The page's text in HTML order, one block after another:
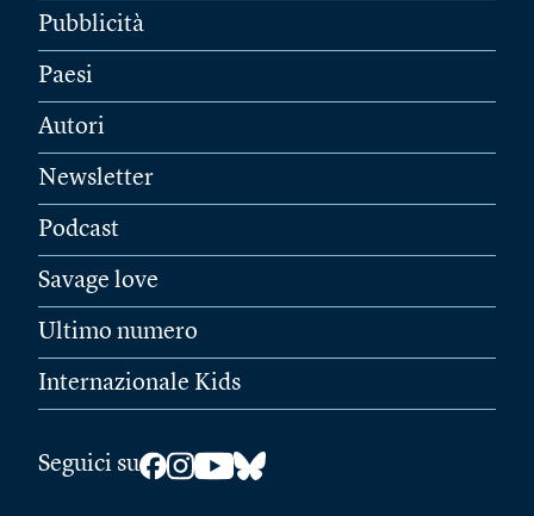
Pubblicità
Paesi
Autori
Newsletter
Podcast
Savage love
Ultimo numero
Internazionale Kids
Seguici su